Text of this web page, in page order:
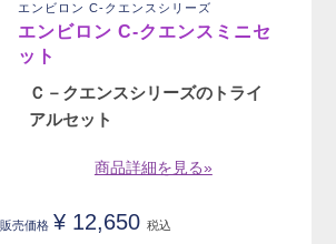
エンビロン C-クエンスシリーズ
エンビロン C-クエンスミニセ
ット
Ｃ－クエンスシリーズのトライ
アルセット
商品詳細を見る»
販売価格 ¥ 12,650 税込